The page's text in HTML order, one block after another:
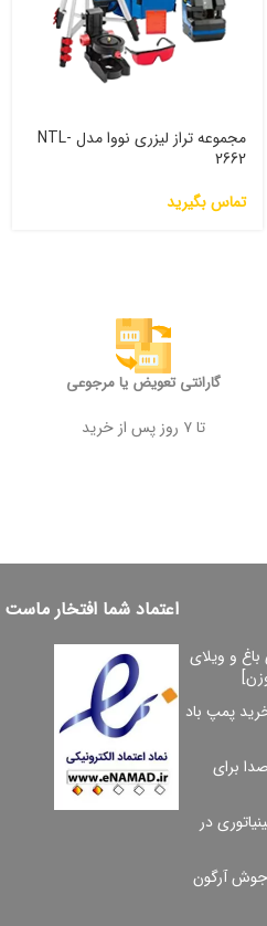
مجموعه تراز لیزری نووا مدل NTL-
2662
تماس بگیرید
گارانتی تعویض یا مرجوعی
تا ۷ روز پس از خرید
باغ و ویلای
پمپ باد
برای
در
جوش آرگون
اعتماد شما افتخار ماست